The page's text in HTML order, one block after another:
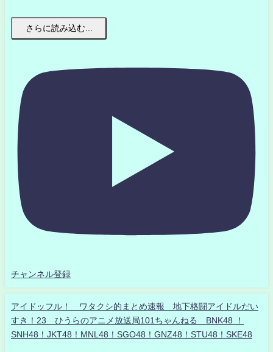
さらに読み込む...
チャンネル登録
アイドッフル！ ワタクシ的まとめ速報 地下格闘アイドルだい
すき！23 ひうらのアニメ放送局101ちゃんねる BNK48 ！
SNH48！JKT48！MNL48！SGO48！GNZ48！STU48！SKE48